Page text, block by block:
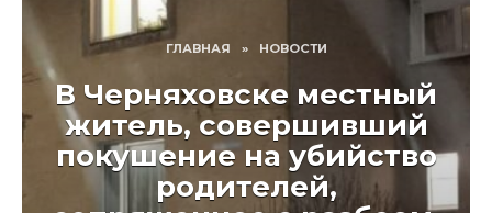
ГЛАВНАЯ » НОВОСТИ
В Черняховске местный
житель, совершивший
покушение на убийство
родителей,